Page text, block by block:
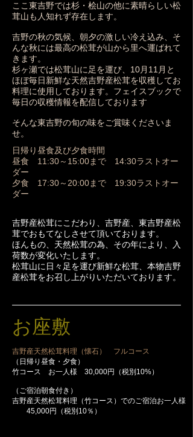
ここ東吉野では杉・桧山の他に素晴らしい松
茸山も人知れず存在します。
吉野の秋の気候、朝夕の激しい冷え込み、そ
んな秋には最高の松茸が山から里へ運ばれて
きます。
​杉ヶ瀬では松茸山に足を運び、10月11月と
ほぼ毎日新鮮な天然吉野産松茸を収穫してお
料理に使用しております。フェイスブックで
毎日の収穫情報を配信しております
そんな東吉野の旬の味をご賞味くださいま
せ。
日帰り昼食及び夕食時間
昼食 11:30～15:00まで 14:30ラストオー
ダー
夕食 17:30～20:00まで 19:30ラストオー
ダー
吉野産松茸にこだわり、吉野産、東吉野産松
茸でおもてなしさせて頂いております。
ほんもの、天然松茸の為、その年により、入
荷数が変化いたします。
​松茸山に日々足を運び新鮮な松茸、本物吉野
産松茸をお召し上がりいただいております。
お座敷
吉野産天然松茸料理（懐石） フルコース
（日帰り昼食・夕食）
竹コース お一人様 30,000円（税別10%）
（ご宿泊朝食付き）
吉野産天然松茸料理（竹コース）でのご宿泊お一人様
45,000円（税別10％）